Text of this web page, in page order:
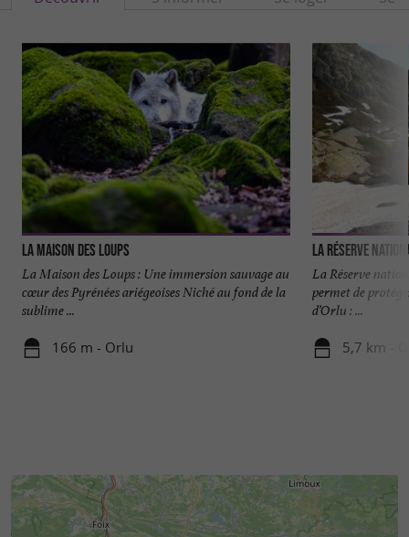
La Maison des Loups
La Maison des Loups : Une immersion sauvage au
cœur des Pyrénées ariégeoises Niché au fond de la
sublime ...
166 m - Orlu
La Réserve
La Réserve
permet de
d’Orlu : ...
5,7 km -